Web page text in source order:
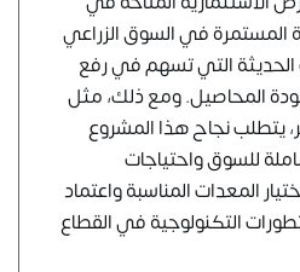
المستمرة في السوق الزراعي
الحديثة التي تسهم في رفع
المحاصيل. ومع ذلك، مثل
يتطلب نجاح هذا المشروع
للسوق واحتياجات
المعدات المناسبة واعتماد
التكنولوجية في القطاع